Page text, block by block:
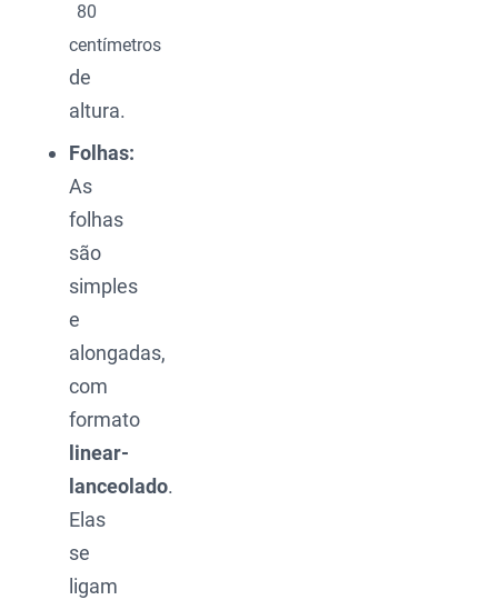
80
centímetros
de
altura.
Folhas:
As
folhas
são
simples
e
alongadas,
com
formato
linear-
lanceolado.
Elas
se
ligam